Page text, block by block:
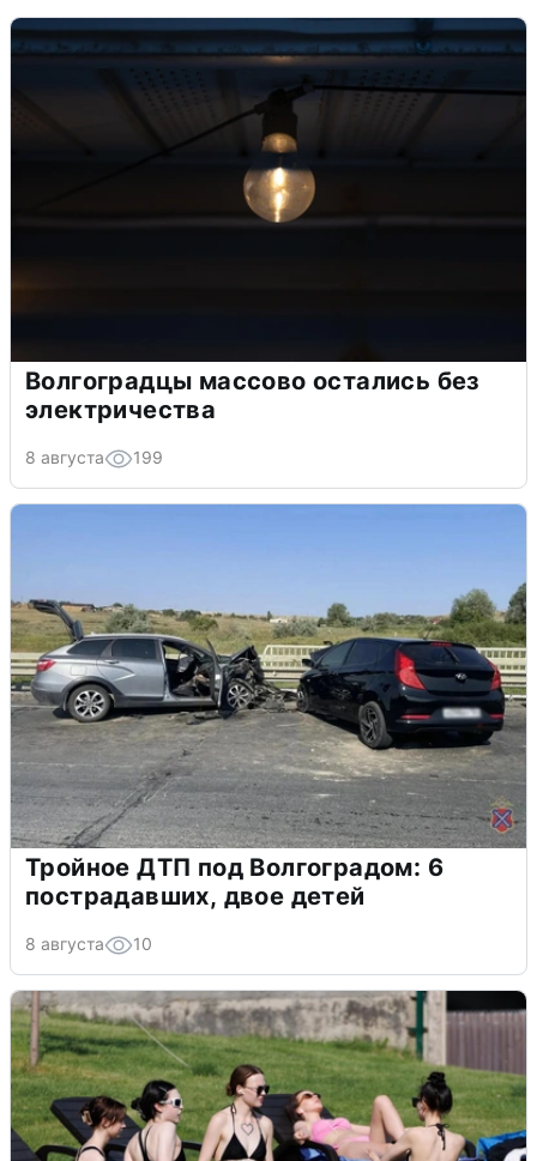
Волгоградцы массово остались без
электричества
8 августа 199
Тройное ДТП под Волгоградом: 6
пострадавших, двое детей
8 августа 10